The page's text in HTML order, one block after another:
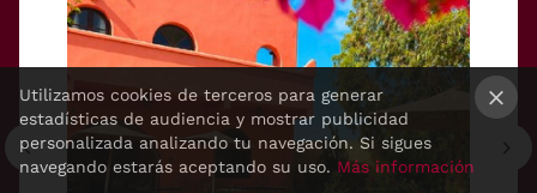
Utilizamos cookies de terceros para generar
estadísticas de audiencia y mostrar publicidad
personalizada analizando tu navegación. Si sigues
navegando estarás aceptando su uso. Más información